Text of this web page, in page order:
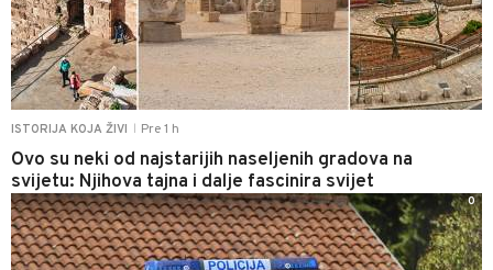
ISTORIJA KOJA ŽIVI Pre 1 h
Ovo su neki od najstarijih naseljenih gradova na
svijetu: Njihova tajna i dalje fascinira svijet
0